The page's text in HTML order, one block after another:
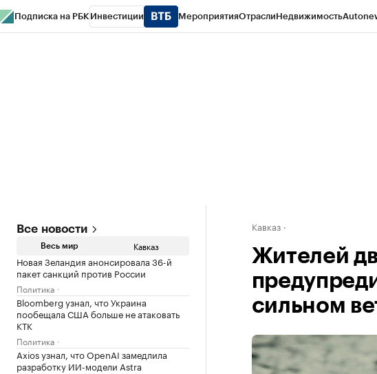
Подписка на РБК Инвестиции МероприятияОтраслиНедвижимость
Все новости
Весь мир Кавказ
Новая Зеландия анонсировала 36-й
пакет санкций против России
Политика
Bloomberg узнал, что Украина
пообещала США больше не атаковать
КТК
Политика
Axios узнал, что OpenAI замедлила
разработку ИИ-модели Astra
Кавказ
Жителей
сильном